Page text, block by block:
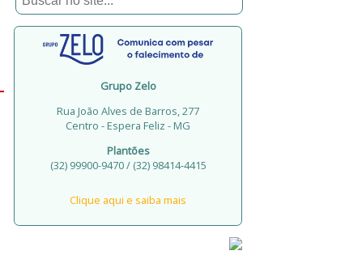
Grupo Zelo
Rua João Alves de Barros, 277
Centro - Espera Feliz - MG
Plantões
(32) 99900-9470 / (32) 98414-4415
Clique aqui e saiba mais